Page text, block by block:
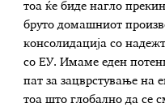
тоа ќе биде нагло
бруто домашниот
консолидација со
со ЕУ. Имаме еден
пат за зацврстување на
тоа што глобално да се